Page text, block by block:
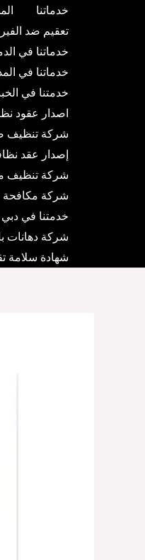
خدماتنا
تعقيم ضد
خدماتنا في
خدماتنا في
خدمتنا في
اصدار عقود
شركة تنظيف
إصدار عقد
شركة تنظيف
شركة
خدمتنا في دبي
شركة دهانات
شهادة سلامة